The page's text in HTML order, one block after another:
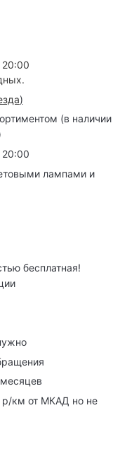
20:00
)
(в наличии
20:00
лампами и
бесплатная!
р/км от МКАД но не